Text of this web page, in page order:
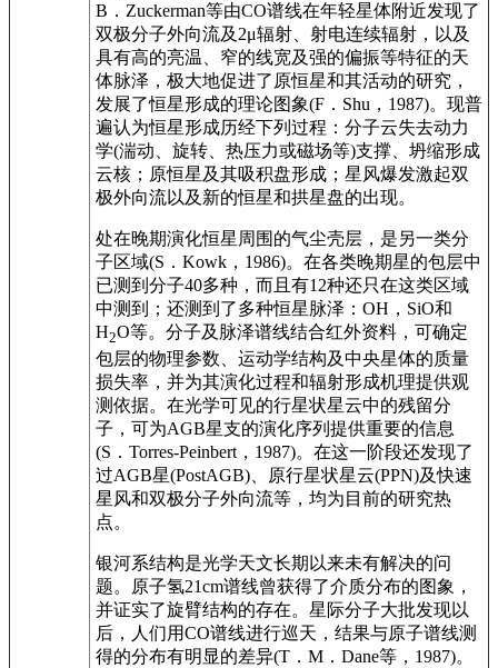
B．Zuckerman等由CO谱线在年轻星体附近发现了
双极分子外向流及2μ辐射、射电连续辐射，以及
具有高的亮温、窄的线宽及强的偏振等特征的天
体脉泽，极大地促进了原恒星和其活动的研究，
发展了恒星形成的理论图象(F．Shu，1987)。现普
遍认为恒星形成历经下列过程：分子云失去动力
学(湍动、旋转、热压力或磁场等)支撑、坍缩形成
云核；原恒星及其吸积盘形成；星风爆发激起双
极外向流以及新的恒星和拱星盘的出现。
处在晚期演化恒星周围的气尘壳层，是另一类分
子区域(S．Kowk，1986)。在各类晚期星的包层中
已测到分子40多种，而且有12种还只在这类区域
中测到；还测到了多种恒星脉泽：OH，SiO和
H2O等。分子及脉泽谱线结合红外资料，可确定
包层的物理参数、运动学结构及中央星体的质量
损失率，并为其演化过程和辐射形成机理提供观
测依据。在光学可见的行星状星云中的残留分
子，可为AGB星支的演化序列提供重要的信息
(S．Torres-Peinbert，1987)。在这一阶段还发现了
过AGB星(PostAGB)、原行星状星云(PPN)及快速
星风和双极分子外向流等，均为目前的研究热
点。
银河系结构是光学天文长期以来未有解决的问
题。原子氢21cm谱线曾获得了介质分布的图象，
并证实了旋臂结构的存在。星际分子大批发现以
后，人们用CO谱线进行巡天，结果与原子谱线测
得的分布有明显的差异(T．M．Dane等，1987)。